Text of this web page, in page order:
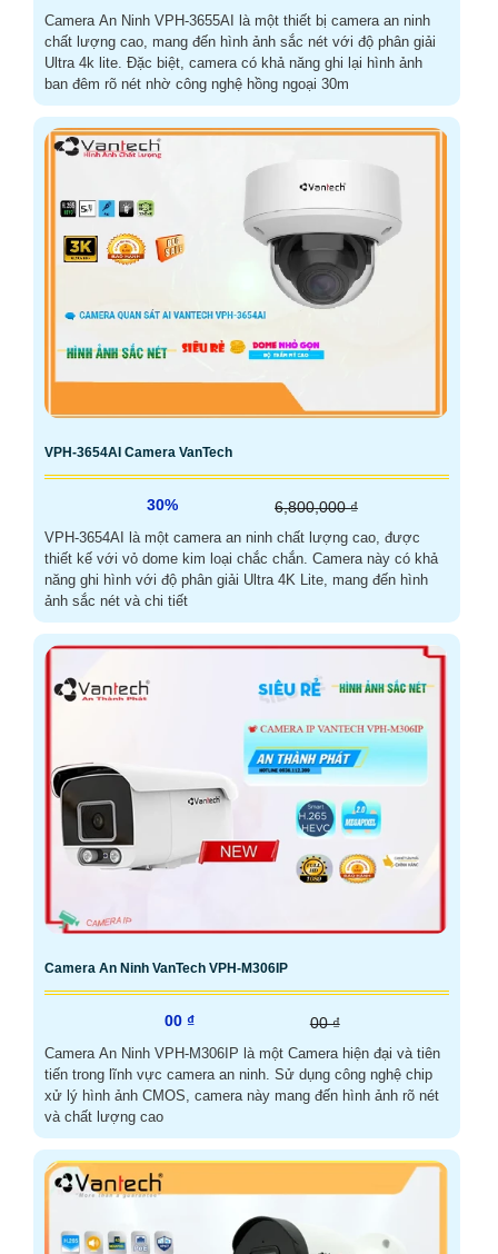
Camera An Ninh VPH-3655AI là một thiết bị camera an ninh
chất lượng cao, mang đến hình ảnh sắc nét với độ phân giải
Ultra 4k lite. Đặc biệt, camera có khả năng ghi lại hình ảnh
ban đêm rõ nét nhờ công nghệ hồng ngoại 30m
VPH-3654AI Camera VanTech
30% 6,800,000 ₫
VPH-3654AI là một camera an ninh chất lượng cao, được
thiết kế với vỏ dome kim loại chắc chắn. Camera này có khả
năng ghi hình với độ phân giải Ultra 4K Lite, mang đến hình
ảnh sắc nét và chi tiết
Camera An Ninh VanTech VPH-M306IP
00 ₫ 00 ₫
Camera An Ninh VPH-M306IP là một Camera hiện đại và tiên
tiến trong lĩnh vực camera an ninh. Sử dụng công nghệ chip
xử lý hình ảnh CMOS, camera này mang đến hình ảnh rõ nét
và chất lượng cao